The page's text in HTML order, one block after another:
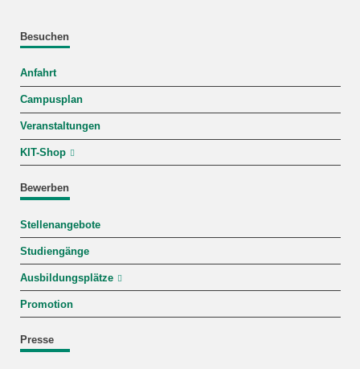
Besuchen
Anfahrt
Campusplan
Veranstaltungen
KIT-Shop
Bewerben
Stellenangebote
Studiengänge
Ausbildungsplätze
Promotion
Presse